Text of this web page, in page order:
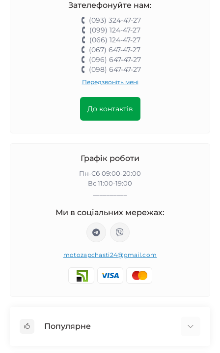
Зателефонуйте нам:
(093) 324-47-27
(099) 124-47-27
(066) 124-47-27
(067) 647-47-27
(096) 647-47-27
(098) 647-47-27
Передзвоніть мені
До контактів
Графік роботи
Пн-Сб 09:00-20:00
Вс 11:00-19:00
Ми в соціальних мережах:
motozapchasti24@gmail.com
Популярне